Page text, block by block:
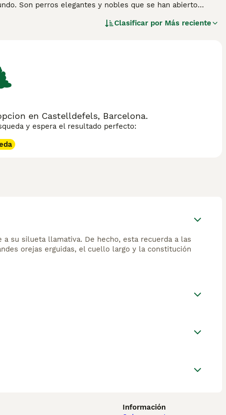
Son perros elegantes y nobles que se han abierto
y cualquiera que desee compartir su hogar con un
información sobre esta raza de perro.
Clasificar por Más reciente
en Castelldefels, Barcelona.
y espera el resultado perfecto:
su silueta llamativa. De hecho, esta recuerda a las
orejas erguidas, el cuello largo y la constitución
Información